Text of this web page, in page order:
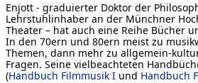
Enjott - graduierter Doktor der
Lehrstuhlinhaber an der Münchner
Theater – hat auch eine Reihe Bücher
In den 70ern und 80ern meist zu
Themen, dann mehr zu allgemein-
Fragen. Seine vielbeachteten
(Handbuch Filmmusik I und Handbuch